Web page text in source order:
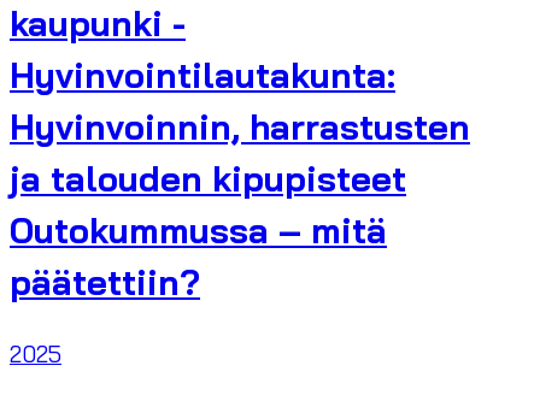
kaupunki -
Hyvinvointilautakunta:
Hyvinvoinnin, harrastusten
ja talouden kipupisteet
Outokummussa – mitä
päätettiin?
2025